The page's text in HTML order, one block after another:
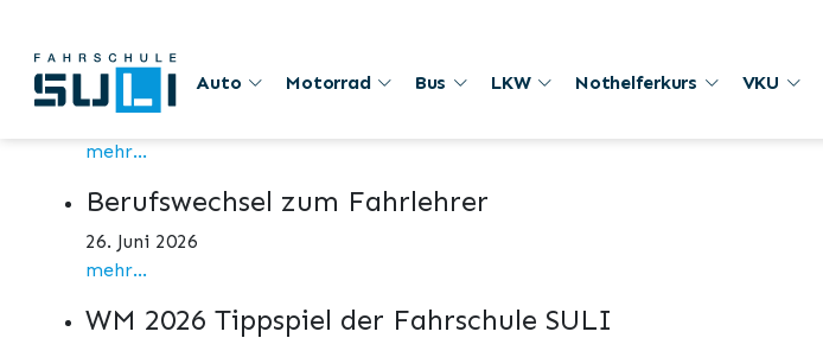
Auto Motorrad Bus LKW Nothelferkurs VKU
1. August
mehr...
Berufswechsel zum Fahrlehrer
26. Juni 2026
mehr...
WM 2026 Tippspiel der Fahrschule SULI